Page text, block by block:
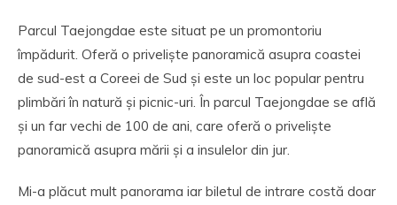
Parcul Taejongdae este situat pe un promontoriu
împădurit. Oferă o priveliște panoramică asupra coastei
de sud-est a Coreei de Sud și este un loc popular pentru
plimbări în natură și picnic-uri. În parcul Taejongdae se află
și un far vechi de 100 de ani, care oferă o priveliște
panoramică asupra mării și a insulelor din jur.
Mi-a plăcut mult panorama iar biletul de intrare costă doar